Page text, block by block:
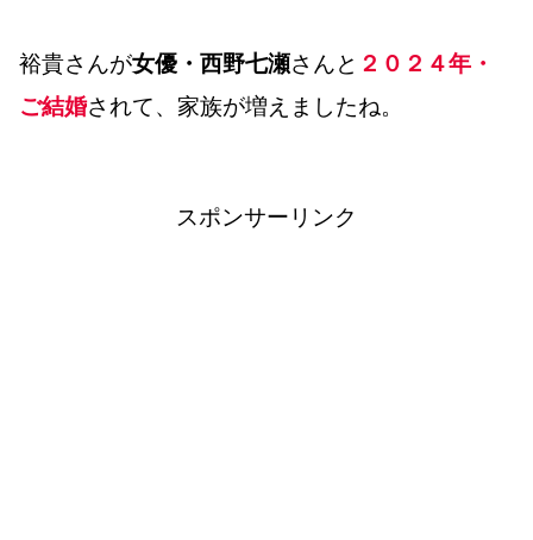
裕貴さんが女優・西野七瀬さんと ２０２４年・
ご結婚されて、家族が増えましたね。
スポンサーリンク